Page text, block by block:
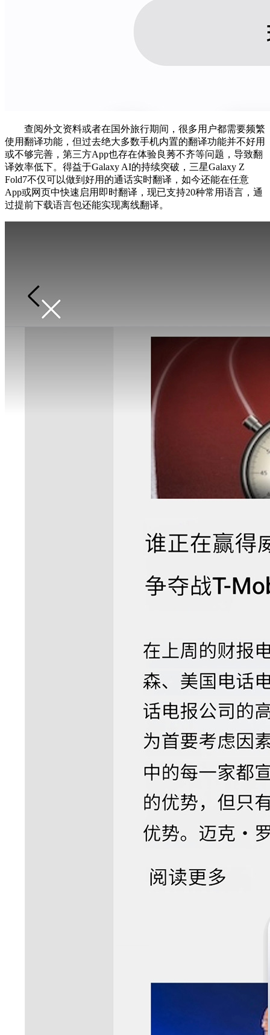
查阅外文资料或者在国外旅行期间，很多用户都需要频繁
使用翻译功能，但过去绝大多数手机内置的翻译功能并不好用
或不够完善，第三方App也存在体验良莠不齐等问题，导致翻
译效率低下。得益于Galaxy AI的持续突破，三星Galaxy Z
Fold7不仅可以做到好用的通话实时翻译，如今还能在任意
App或网页中快速启用即时翻译，现已支持20种常用语言，通
过提前下载语言包还能实现离线翻译。